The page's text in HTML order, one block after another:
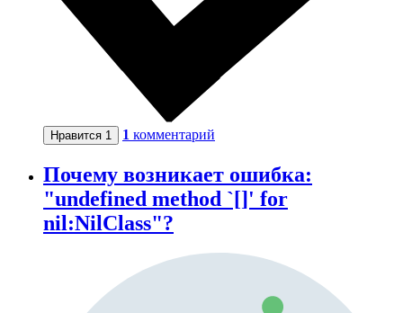
Нравится 1 1 комментарий
Почему возникает ошибка:
"undefined method `[]' for
nil:NilClass"?